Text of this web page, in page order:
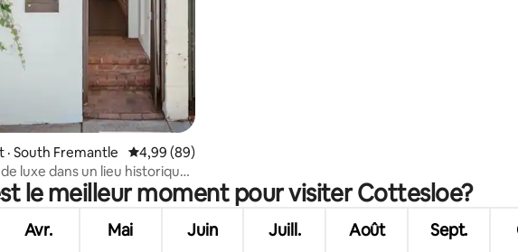
sur 5, 41 commentaires
· South Fremantle Note moyenne de 4,99 sur 5, 89 commentaires
4,99 (89)
luxe dans un lieu historique
de la plage • Foyer
le meilleur moment pour visiter Cottesloe?
Avr. Mai Juin Juill. Août Sept.